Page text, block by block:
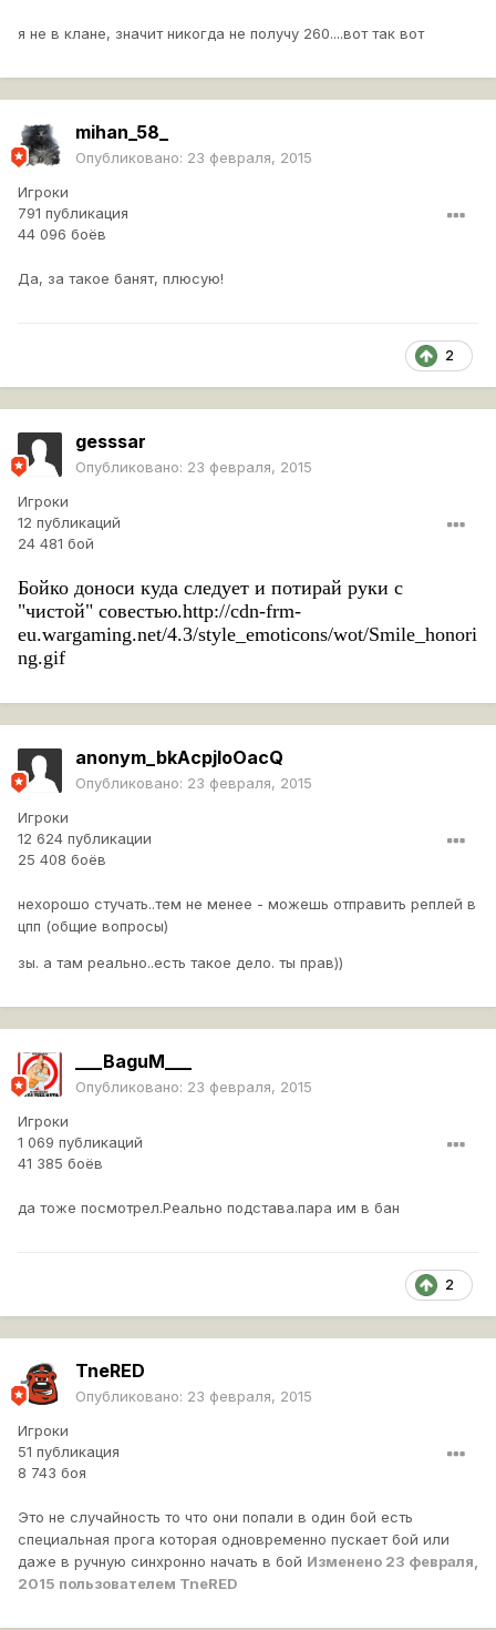
я не в клане, значит никогда не получу 260....вот так вот
mihan_58_
Опубликовано: 23 февраля, 2015
Игроки
791 публикация
44 096 боёв
Да, за такое банят, плюсую!
2
gesssar
Опубликовано: 23 февраля, 2015
Игроки
12 публикаций
24 481 бой
Бойко доноси куда следует и потирай руки с
"чистой" совестью.http://cdn-frm-
eu.wargaming.net/4.3/style_emoticons/wot/Smile_honori
ng.gif
anonym_bkAcpjloOacQ
Опубликовано: 23 февраля, 2015
Игроки
12 624 публикации
25 408 боёв
нехорошо стучать..тем не менее - можешь отправить реплей в
цпп (общие вопросы)
зы. а там реально..есть такое дело. ты прав))
___BaguM___
Опубликовано: 23 февраля, 2015
Игроки
1 069 публикаций
41 385 боёв
да тоже посмотрел.Реально подстава.пара им в бан
2
TneRED
Опубликовано: 23 февраля, 2015
Игроки
51 публикация
8 743 боя
Это не случайность то что они попали в один бой есть
специальная прога которая одновременно пускает бой или
даже в ручную синхронно начать в бой Изменено 23 февраля,
2015 пользователем TneRED